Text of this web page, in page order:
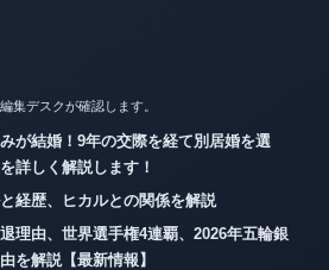
集デスクが確認します。
が結婚！9年の交際を経て別居婚を選
詳しく解説します！
経歴、ヒカルとの関係を解説
理由、世界選手権4連覇、2026年五輪銀
を解説【最新情報】